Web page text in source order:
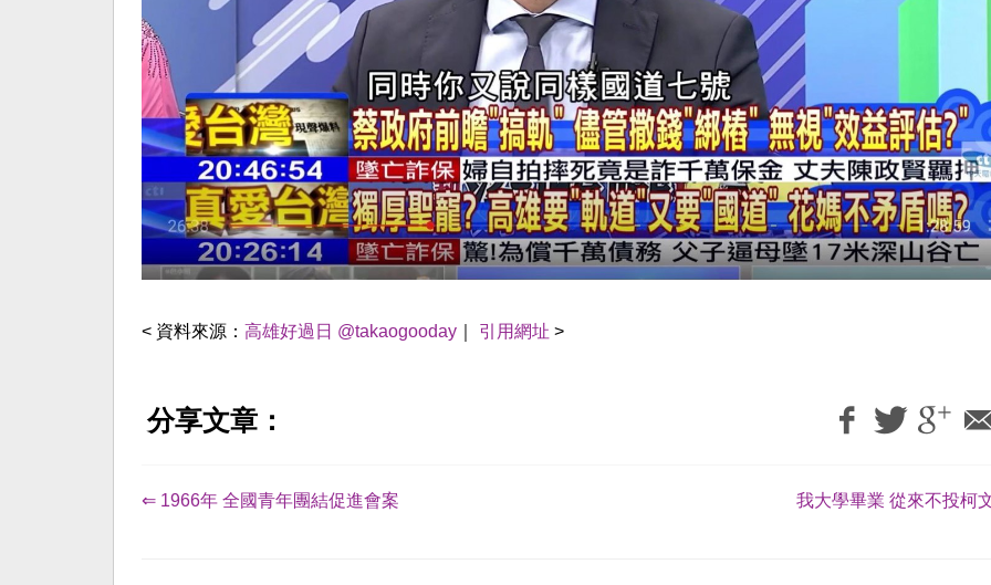
< 資料來源： 高雄好過日 @takaogooday 引用網址 >
分享文章：
⇐ 1966年 全國青年團結促進會案 我大學畢業 從來不投柯